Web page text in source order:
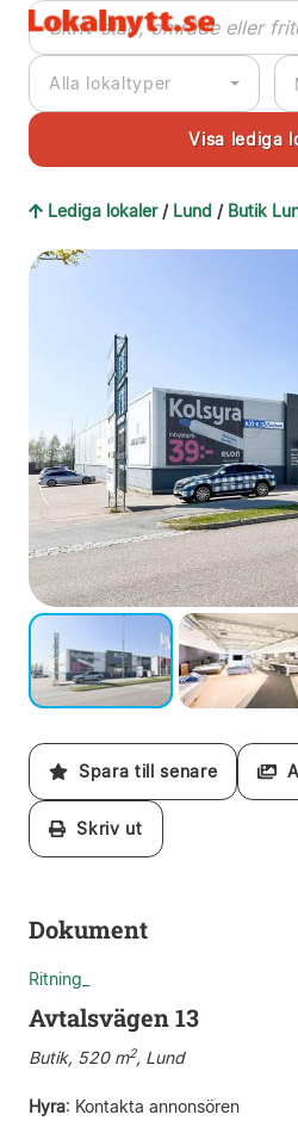
Alla lokaltyper
Lediga lokaler / Lund / Butik
Spara till senare
Skriv ut
Dokument
Ritning_
Avtalsvägen 13
Butik, 520 m2, Lund
Hyra: Kontakta annonsören